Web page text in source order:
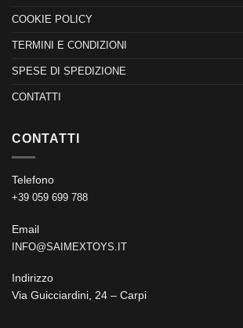
COOKIE POLICY
TERMINI E CONDIZIONI
SPESE DI SPEDIZIONE
CONTATTI
CONTATTI
Telefono
+39 059 699 788
Email
INFO@SAIMEXTOYS.IT
Indirizzo
Via Guicciardini, 24 – Carpi